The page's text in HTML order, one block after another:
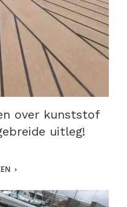
over kunststof
uitleg!